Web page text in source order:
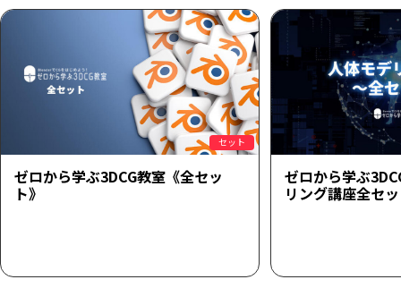
セット
ゼロから学ぶ3DCG教室《全セッ
ト》
ゼロから学ぶ
リング講座全セ